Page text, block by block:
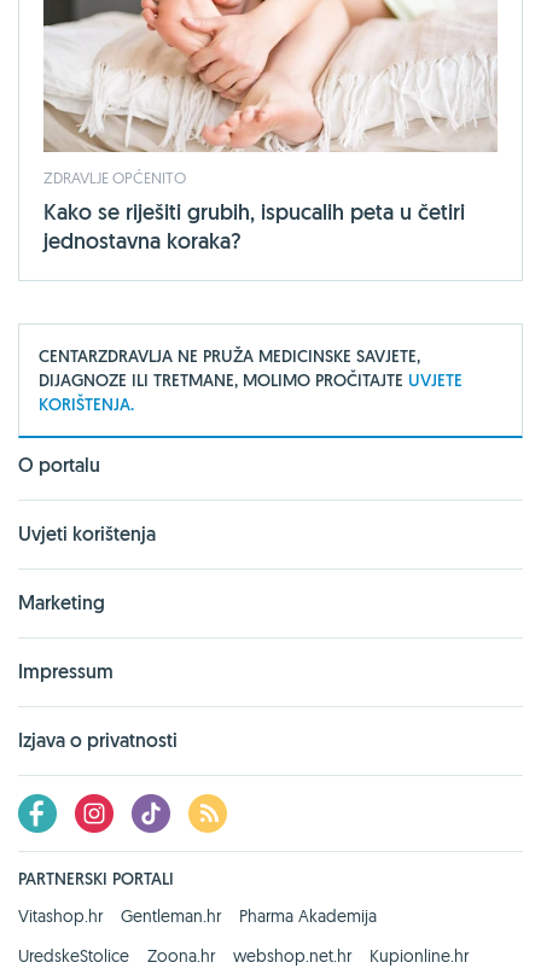
ZDRAVLJE OPĆENITO
Kako se riješiti grubih, ispucalih peta u četiri
jednostavna koraka?
CENTARZDRAVLJA NE PRUŽA MEDICINSKE SAVJETE,
DIJAGNOZE ILI TRETMANE, MOLIMO PROČITAJTE UVJETE
KORIŠTENJA.
O portalu
Uvjeti korištenja
Marketing
Impressum
Izjava o privatnosti
PARTNERSKI PORTALI
Vitashop.hr
Gentleman.hr
Pharma Akademija
UredskeStolice
Zoona.hr webshop.net.hr Kupionline.hr